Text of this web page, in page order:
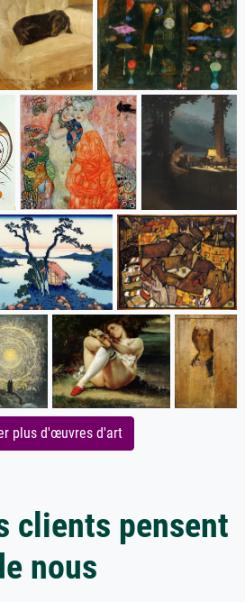
plus d'œuvres d'art
clients pensent
nous